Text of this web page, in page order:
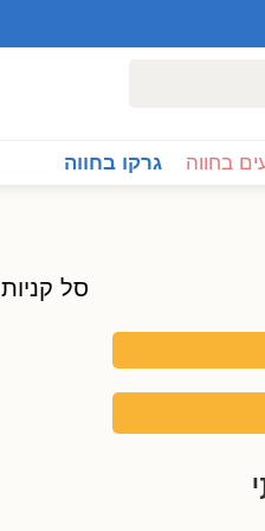
בחווה גרקו בחווה
סל קניות